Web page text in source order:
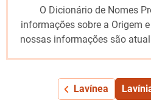
O Dicionário de Nomes
informações sobre a Origem
nossas informações são
Lavínea